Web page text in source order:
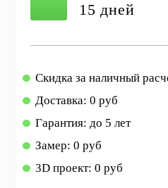
15 дней
Скидка за наличный
Доставка: 0 руб
Гарантия: до 5 лет
Замер: 0 руб
3D проект: 0 руб